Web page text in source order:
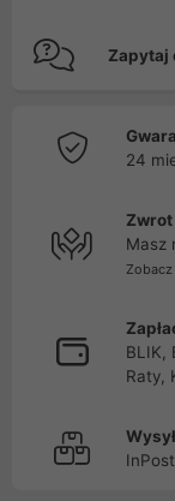
Zapytaj
24
Masz
Zobacz
BLIK,
Raty,